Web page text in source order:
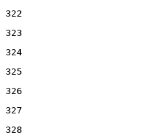
322
323
324
325
326
327
328